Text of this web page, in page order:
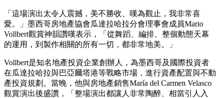
「這場演出太令人震撼，美不勝收、嘆為觀止，我非常喜
愛。」墨西哥房地產協會瓜達拉哈拉分會理事會成員Mario
Vollbert觀賞神韻讚嘆表示，「從舞蹈、編排、整個動態天幕
的運用，到製作相關的所有一切，都非常地美。」
Vollbert是知名地產投資企業創辦人，為墨西哥及國際投資者
在瓜達拉哈拉與巴亞爾塔港等戰略市場，進行資產配置與不動
產投資規劃。當晚，他與房地產銷售María del Carmen Velasco
觀賞演出後盛讚，「整場演出都讓人非常陶醉、相當引人入